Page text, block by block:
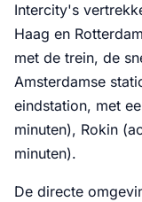
Intercity's
Haag en
met de trein, de
Amsterdamse
eindstation, met
minuten), Rokin
minuten).
De directe